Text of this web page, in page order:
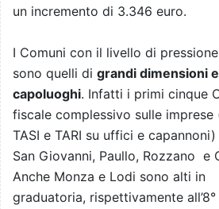
un incremento di 3.346 euro.
I Comuni con il livello di
sono quelli di grandi dimensioni
capoluoghi. Infatti i primi cinque
fiscale complessivo sulle imprese
TASI e TARI su uffici e
San Giovanni, Paullo, Rozzano e
Anche Monza e Lodi sono alti in
graduatoria, rispettivamente all’8°